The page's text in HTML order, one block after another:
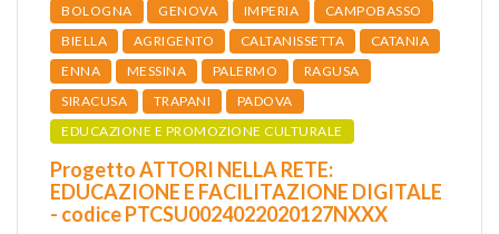
BOLOGNA GENOVA IMPERIA
CAMPOBASSO
BIELLA
AGRIGENTO CALTANISSETTA
CATANIA
ENNA
MESSINA PALERMO
RAGUSA
SIRACUSA
TRAPANI
PADOVA
EDUCAZIONE E PROMOZIONE CULTURALE
Progetto ATTORI NELLA RETE:
EDUCAZIONE E FACILITAZIONE DIGITALE
- codice PTCSU0024022020127NXXX